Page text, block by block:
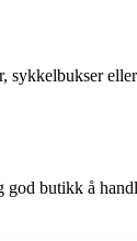
god butikk å